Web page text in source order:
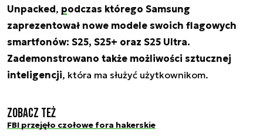
Unpacked, podczas którego Samsung
zaprezentował nowe modele swoich flagowych
smartfonów: S25, S25+ oraz S25 Ultra.
Zademonstrowano także możliwości sztucznej
inteligencji, która ma służyć użytkownikom.
Zobacz też
FBI przejęło czołowe fora hakerskie